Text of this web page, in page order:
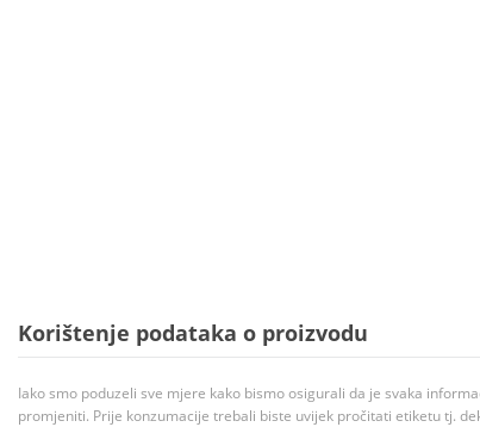
Korištenje podataka o proizvodu
Iako smo poduzeli sve mjere kako bismo osigurali da je svaka
promjeniti. Prije konzumacije trebali biste uvijek pročitati etiketu tj.